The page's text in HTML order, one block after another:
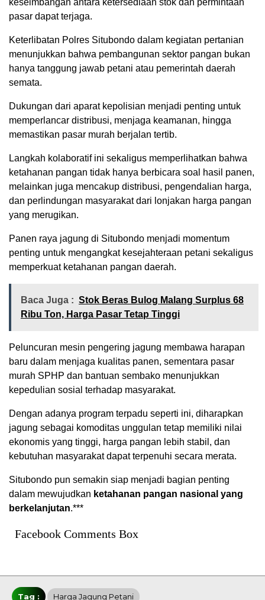
pasar dapat terjaga.
Keterlibatan Polres Situbondo dalam kegiatan pertanian
menunjukkan bahwa pembangunan sektor pangan bukan
hanya tanggung jawab petani atau pemerintah daerah
semata.
Dukungan dari aparat kepolisian menjadi penting untuk
memperlancar distribusi, menjaga keamanan, hingga
memastikan pasar murah berjalan tertib.
Langkah kolaboratif ini sekaligus memperlihatkan bahwa
ketahanan pangan tidak hanya berbicara soal hasil panen,
melainkan juga mencakup distribusi, pengendalian harga,
dan perlindungan masyarakat dari lonjakan harga pangan
yang merugikan.
Panen raya jagung di Situbondo menjadi momentum
penting untuk mengangkat kesejahteraan petani sekaligus
memperkuat ketahanan pangan daerah.
Baca Juga : Stok Beras Bulog Malang Surplus 68
Ribu Ton, Harga Pasar Tetap Tinggi
Peluncuran mesin pengering jagung membawa harapan
baru dalam menjaga kualitas panen, sementara pasar
murah SPHP dan bantuan sembako menunjukkan
kepedulian sosial terhadap masyarakat.
Dengan adanya program terpadu seperti ini, diharapkan
jagung sebagai komoditas unggulan tetap memiliki nilai
ekonomis yang tinggi, harga pangan lebih stabil, dan
kebutuhan masyarakat dapat terpenuhi secara merata.
Situbondo pun semakin siap menjadi bagian penting
dalam mewujudkan ketahanan pangan nasional yang
berkelanjutan.***
Facebook Comments Box
Tag : Harga Jagung Petani